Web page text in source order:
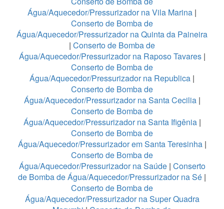
Água/Aquecedor/Pressurizador na Vila Marina |
Conserto de Bomba de
Água/Aquecedor/Pressurizador na Quinta da Paineira
| Conserto de Bomba de
Água/Aquecedor/Pressurizador na Raposo Tavares|
Conserto de Bomba de
Água/Aquecedor/Pressurizador na Republica |
Conserto de Bomba de
Água/Aquecedor/Pressurizador na Santa Cecilia|
Conserto de Bomba de
Água/Aquecedor/Pressurizador na Santa Ifigênia |
Conserto de Bomba de
Água/Aquecedor/Pressurizador em Santa Teresinha|
Conserto de Bomba de
Água/Aquecedor/Pressurizador na Saúde| Conserto
de Bomba de Água/Aquecedor/Pressurizador na Sé |
Conserto de Bomba de
Água/Aquecedor/Pressurizador na Super Quadra